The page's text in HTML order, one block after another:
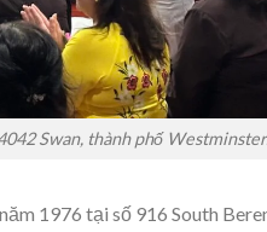
Swan, thành phố
1976 tại số 916 South